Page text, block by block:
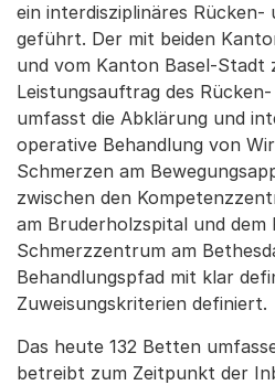
ein interdisziplinäres
geführt. Der mit beiden
und vom Kanton Basel-Stadt
Leistungsauftrag des
umfasst die Abklärung und
operative Behandlung von
Schmerzen am
zwischen den
am Bruderholzspital und dem
Schmerzzentrum am
Behandlungspfad mit klar
Zuweisungskriterien definiert.
Das heute 132 Betten
betreibt zum Zeitpunkt der